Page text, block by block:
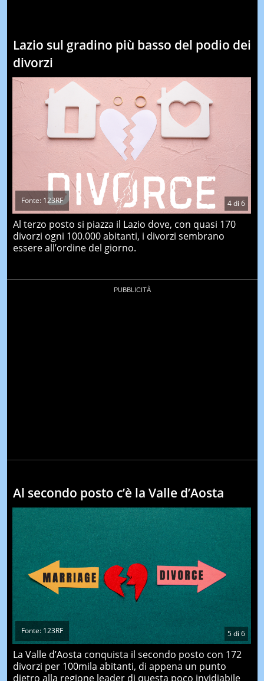
Lazio sul gradino più basso del podio dei
divorzi
4di 6
Fonte: 123RF
Al terzo posto si piazza il Lazio dove, con quasi 170
divorzi ogni 100.000 abitanti, i divorzi sembrano
essere all’ordine del giorno.
Al secondo posto c’è la Valle d’Aosta
5di 6
Fonte: 123RF
La Valle d’Aosta conquista il secondo posto con 172
divorzi per 100mila abitanti, di appena un punto
dietro alla regione leader di questa poco invidiabile